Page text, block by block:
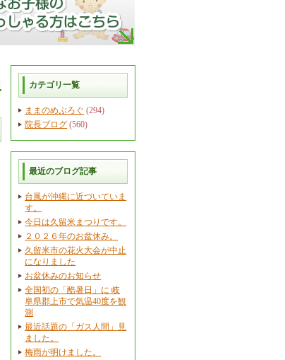
カテゴリ一覧
ままのめぶろぐ (294)
院長ブログ (560)
最近のブログ記事
台風が沖縄に近づいていま
す。
今日は久留米まつりです。
２０２６年のお盆休み。
久留米市の花火大会が中止
になりました
お盆休みのお知らせ
全国初の「酷暑日」に 岐
阜県郡上市で気温40度を観
測
最近話題の「ガス人間」見
ました。
梅雨が明けました。